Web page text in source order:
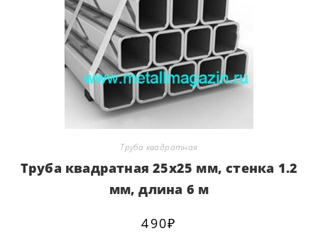
Труба квадратная
Труба квадратная 25х25 мм, стенка 1.2
мм, длина 6 м
490₽